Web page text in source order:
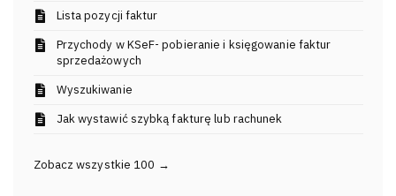
Lista pozycji faktur
Przychody w KSeF- pobieranie i księgowanie faktur
sprzedażowych
Wyszukiwanie
Jak wystawić szybką fakturę lub rachunek
Zobacz wszystkie 100 →